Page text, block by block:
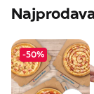
-50%